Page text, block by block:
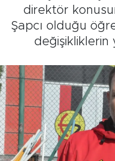
direktör
Şapcı olduğu
değişikliklerin
Sağlık
Tarihçe
Resmi İlanlar
Söyleşi
Son Dakika